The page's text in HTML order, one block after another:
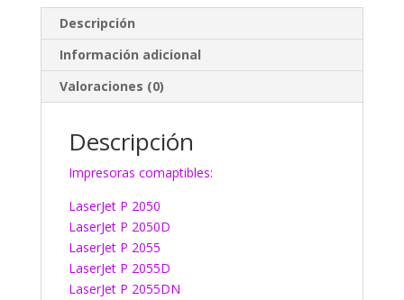
Descripción
Información adicional
Valoraciones (0)
Descripción
Impresoras comaptibles:
LaserJet P 2050
LaserJet P 2050D
LaserJet P 2055
LaserJet P 2055D
LaserJet P 2055DN